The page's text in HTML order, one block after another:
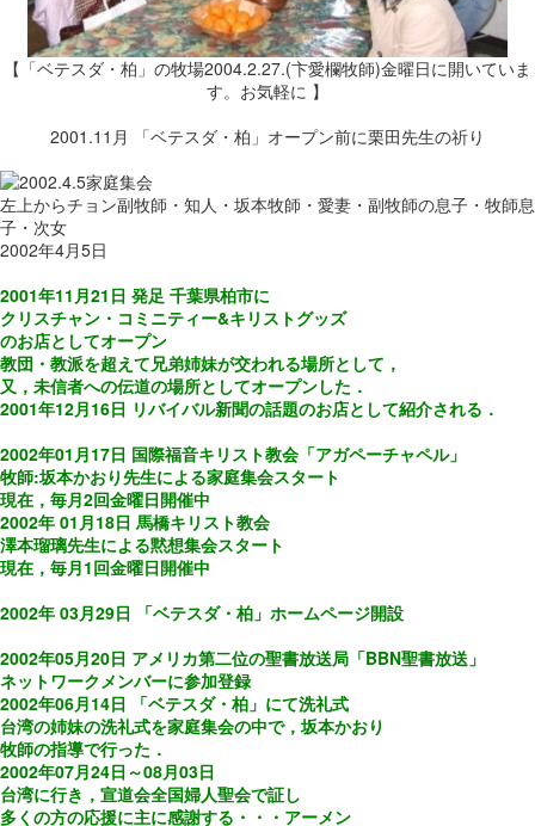
【「ベテスダ・柏」の牧場2004.2.27.(卞愛欄牧師)金曜日に開いていま
す。お気軽に 】
2001.11月 「ベテスダ・柏」オープン前に栗田先生の祈り
左上からチョン副牧師・知人・坂本牧師・愛妻・副牧師の息子・牧師息
子・次女
2002年4月5日
2001年11月21日 発足 千葉県柏市に
クリスチャン・コミニティー&キリストグッズ
のお店としてオープン
教団・教派を超えて兄弟姉妹が交われる場所として，
又，未信者への伝道の場所としてオープンした．
2001年12月16日 リバイバル新聞の話題のお店として紹介される．
2002年01月17日 国際福音キリスト教会「アガペーチャペル」
牧師:坂本かおり先生による家庭集会スタート
現在，毎月2回金曜日開催中
2002年 01月18日 馬橋キリスト教会
澤本瑠璃先生による黙想集会スタート
現在，毎月1回金曜日開催中
2002年 03月29日 「ベテスダ・柏」ホームページ開設
2002年05月20日 アメリカ第二位の聖書放送局「BBN聖書放送」
ネットワークメンバーに参加登録
2002年06月14日 「ベテスダ・柏」にて洗礼式
台湾の姉妹の洗礼式を家庭集会の中で，坂本かおり
牧師の指導で行った．
2002年07月24日～08月03日
台湾に行き，宣道会全国婦人聖会で証し
多くの方の応援に主に感謝する・・・アーメン